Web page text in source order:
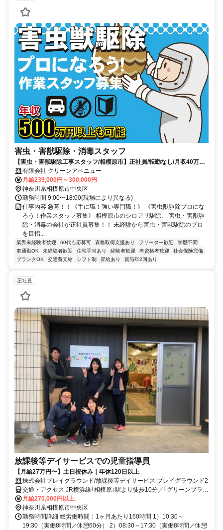
害虫・害獣駆除・消毒スタッフ
【害虫・害獣駆除工事スタッフ/相模原市】正社員/転勤なし/月収40万円
以上も可能/未経験者歓迎
有限会社 クリーンアベニュー
月給239,000円～300,000円
神奈川県相模原市中央区
勤務時間 9:00〜18:00(現場により異なる)
仕事内容 急募！！《手に職！強い専門職！》 《害虫獣駆除プロにな
ろう！作業スタッフ募集》 相模原市のシロアリ駆除、 害虫・害獣駆
除・消毒の会社が正社員募集！！ 未経験から害虫・害獣駆除のプロ
を目指...
業界未経験者歓迎 60代も応募可 資格取得支援あり フリーター歓迎
学歴不問
車通勤OK
未経験者歓迎 住宅手当あり 経験者歓迎 有資格者歓迎
社会保険完備
ブランクOK
交通費支給 シフト制 昇給あり 賞与年2回あり
正社員
放課後等デイサービスでの児童指導員
【月給27万円〜】土日祝休み｜年休120日以上
株式会社プレイグラウンド/放課後等デイサービス プレイグラウンド2
交通・アクセス JR横浜線｢相模原｣駅より徒歩10分／｢グリーンプラ
ザ｣バス停より徒歩2分 ※クルマ通勤OK
月給270,000円以上
神奈川県相模原市中央区
勤務時間詳細 総労働時間：1ヶ月あたり160時間 1）10:30～
19:30（実働8時間／休憩60分） 2）08:30～17:30（実働8時間／休憩